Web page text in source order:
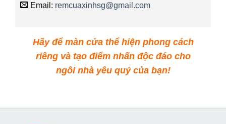
Email: remcuaxinhsg@gmail.com
Hãy để màn cửa thể hiện phong cách
riêng và tạo điểm nhấn độc đáo cho
ngôi nhà yêu quý của bạn!